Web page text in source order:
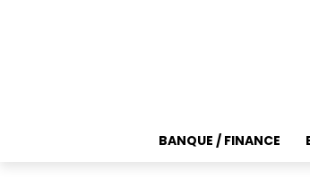
BANQUE / FINANCE